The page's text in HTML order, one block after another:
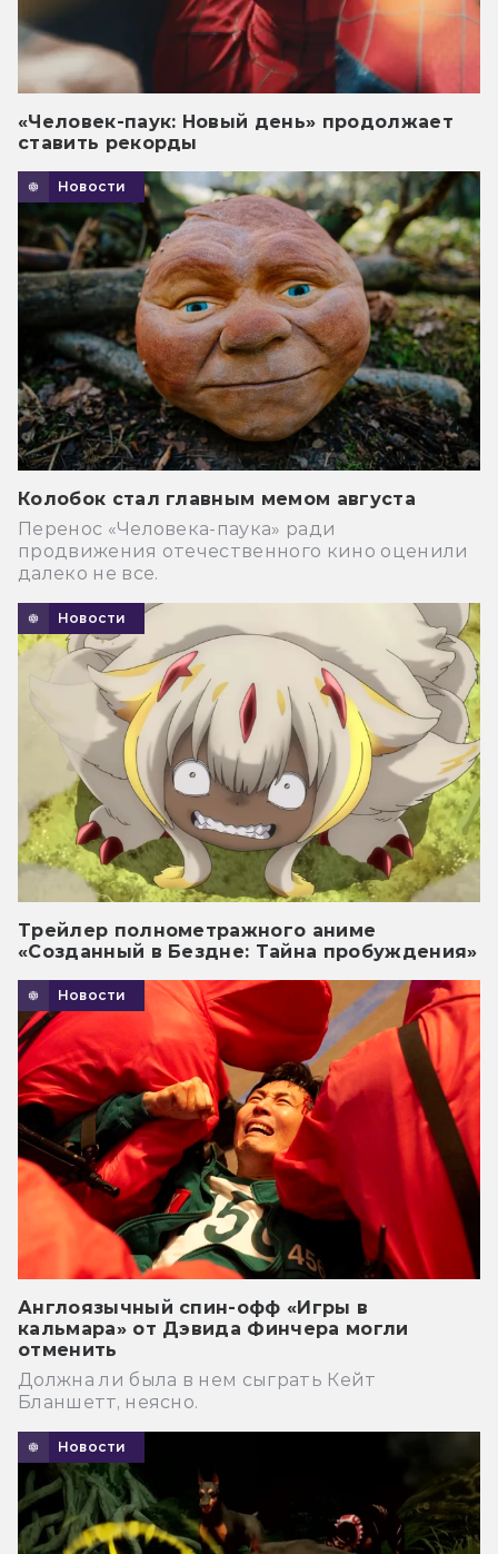
«Человек-паук: Новый день» продолжает
ставить рекорды
Новости
Колобок стал главным мемом августа
Перенос «Человека-паука» ради
продвижения отечественного кино оценили
далеко не все.
Новости
Трейлер полнометражного аниме
«Созданный в Бездне: Тайна пробуждения»
Новости
Англоязычный спин-офф «Игры в
кальмара» от Дэвида Финчера могли
отменить
Должна ли была в нем сыграть Кейт
Бланшетт, неясно.
Новости